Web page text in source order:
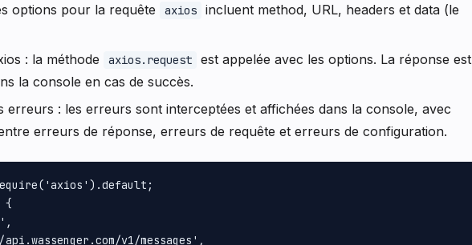
options pour la requête
axios
incluent method, URL, headers et data (le
: la méthode
axios.request
est appelée avec les options. La réponse est
la console en cas de succès.
erreurs : les erreurs sont interceptées et affichées dans la console, avec
erreurs de réponse, erreurs de requête et erreurs de configuration.
{
api.wassenger.com/v1/messages',